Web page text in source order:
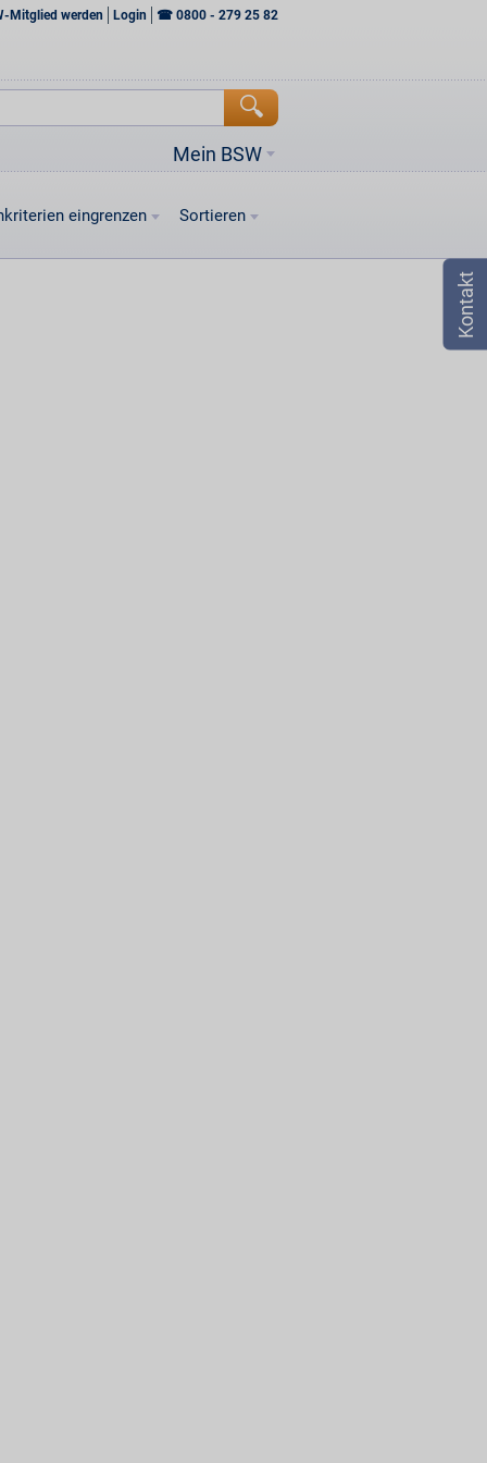
Mitglied werden Login ☎ 0800 - 279 25 82
Mein BSW
eingrenzen Sortieren